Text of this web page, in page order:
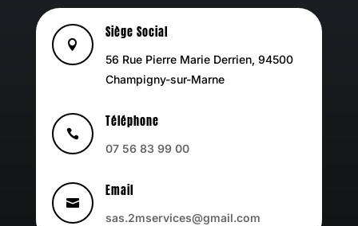

Siège Social
56 Rue Pierre Marie Derrien, 94500
Champigny-sur-Marne

Téléphone
07 56 83 99 00

Email
sas.2mservices@gmail.com